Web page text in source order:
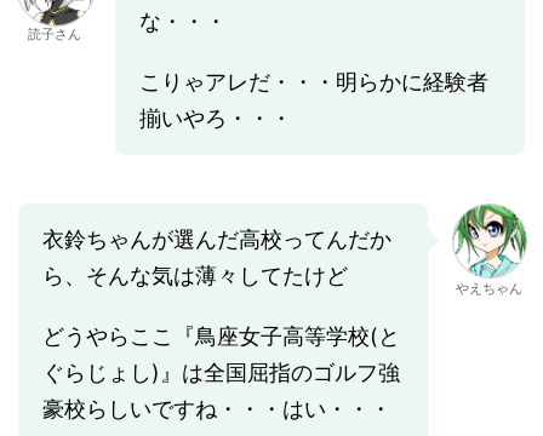
読子さん
な・・・
こりゃアレだ・・・明らかに経験者
揃いやろ・・・
衣鈴ちゃんが選んだ高校ってんだか
ら、そんな気は薄々してたけど
どうやらここ『鳥座女子高等学校(と
ぐらじょし)』は全国屈指のゴルフ強
豪校らしいですね・・・はい・・・
やえちゃん